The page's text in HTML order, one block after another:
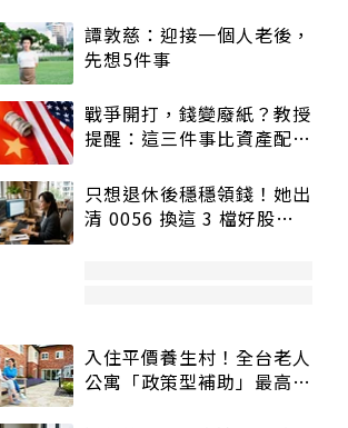
譚敦慈：迎接一個人老後，
先想5件事
戰爭開打，錢變廢紙？教授
提醒：這三件事比資產配置
只想退休後穩穩領錢！她出
清 0056 換這 3 檔好股：
入住平價養生村！全台老人
公寓「政策型補助」最高打